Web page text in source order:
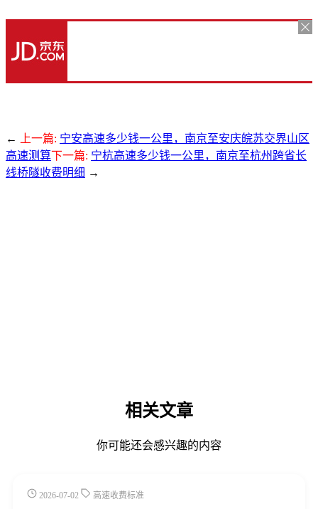
← 上一篇: 宁安高速多少钱一公里，南京至安庆皖苏交界山区
高速测算下一篇: 宁杭高速多少钱一公里，南京至杭州跨省长
线桥隧收费明细 →
相关文章
你可能还会感兴趣的内容
2026-07-02 高速收费标准